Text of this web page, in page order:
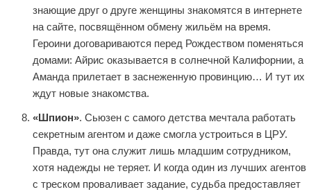
знающие друг о друге женщины знакомятся в интернете
на сайте, посвящённом обмену жильём на время.
Героини договариваются перед Рождеством поменяться
домами: Айрис оказывается в солнечной Калифорнии, а
Аманда прилетает в заснеженную провинцию… И тут их
ждут новые знакомства.
«Шпион». Сьюзен с самого детства мечтала работать
секретным агентом и даже смогла устроиться в ЦРУ.
Правда, тут она служит лишь младшим сотрудником,
хотя надежды не теряет. И когда один из лучших агентов
с треском проваливает задание, судьба предоставляет